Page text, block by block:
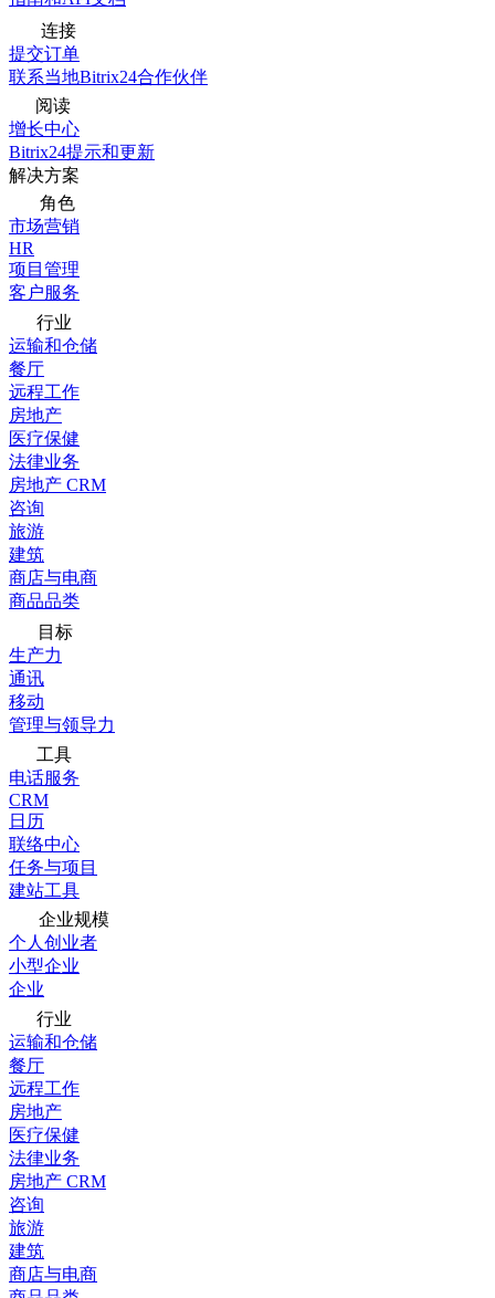
连接
提交订单
联系当地Bitrix24合作伙伴
阅读
增长中心
Bitrix24提示和更新
解决方案
角色
市场营销
HR
项目管理
客户服务
行业
运输和仓储
餐厅
远程工作
房地产
医疗保健
法律业务
房地产 CRM
咨询
旅游
建筑
商店与电商
商品品类
目标
生产力
通讯
移动
管理与领导力
工具
电话服务
CRM
日历
联络中心
任务与项目
建站工具
企业规模
个人创业者
小型企业
企业
行业
运输和仓储
餐厅
远程工作
房地产
医疗保健
法律业务
房地产 CRM
咨询
旅游
建筑
商店与电商